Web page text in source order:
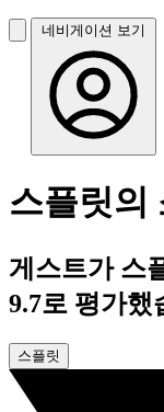
네비게이션 보기
스플릿의
게스트가 스
9.7로 평가했
스플릿